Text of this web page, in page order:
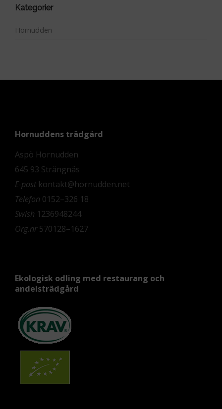
Kategorier
Hornudden
Hornuddens trädgård
Aspö Hornudden
645 93 Strängnäs
E-postkontakt@hornudden.net
Telefon 0152–326 18
Swish 1236948244
Org.nr570128–1627
Ekologisk odling med restaurang och
andelsträdgård